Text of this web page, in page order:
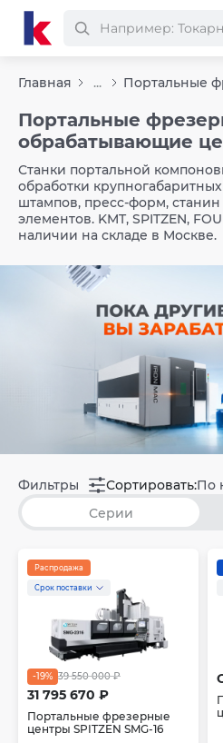
Главная ...
Портальные
обрабатывающие
Станки портальной
обработки
штампов, пресс-форм,
элементов. KMT, SPITZEN,
наличии на складе в Москве.
Серии
Фильтры Сортировать:По
Распродажа
Срок поставки
31 795 670 ₽
39 550 000 ₽
-19%
Портальные фрезерные
центры SPITZEN SMG-16